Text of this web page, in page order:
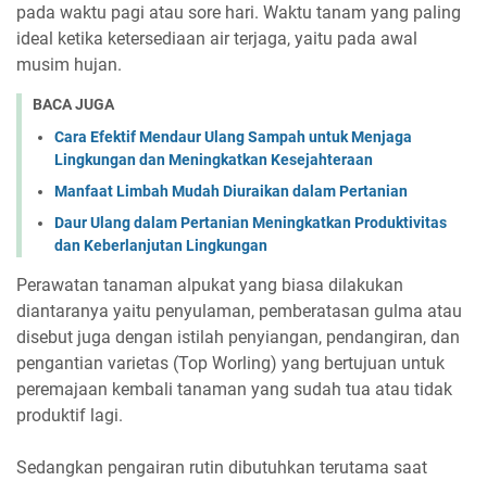
pada waktu pagi atau sore hari. Waktu tanam yang paling
ideal ketika ketersediaan air terjaga, yaitu pada awal
musim hujan.
BACA JUGA
Cara Efektif Mendaur Ulang Sampah untuk Menjaga
Lingkungan dan Meningkatkan Kesejahteraan
Manfaat Limbah Mudah Diuraikan dalam Pertanian
Daur Ulang dalam Pertanian Meningkatkan Produktivitas
dan Keberlanjutan Lingkungan
Perawatan tanaman alpukat yang biasa dilakukan
diantaranya yaitu penyulaman, pemberatasan gulma atau
disebut juga dengan istilah penyiangan, pendangiran, dan
pengantian varietas (Top Worling) yang bertujuan untuk
peremajaan kembali tanaman yang sudah tua atau tidak
produktif lagi.
Sedangkan pengairan rutin dibutuhkan terutama saat